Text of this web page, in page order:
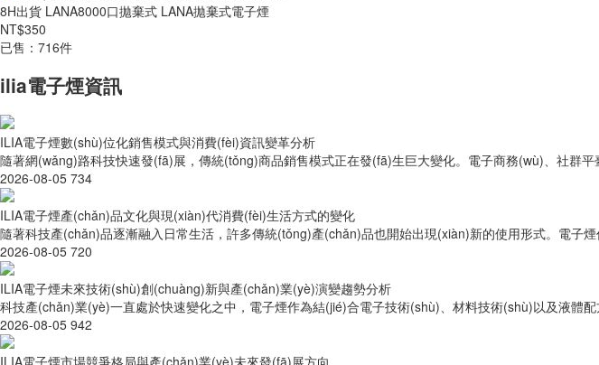
8H出貨 LANA8000口拋棄式 LANA拋棄式電子煙
NT$350
已售：716件
ilia電子煙資訊
ILIA電子煙數(shù)位化銷售模式與消費(fèi)資訊變革分析
隨著網(wǎng)路科技快速發(fā)展，傳統(tǒng)商品銷售模式正在發(fā)生巨大變化。電子商務(wù)、社群
2026-08-05 734
ILIA電子煙產(chǎn)品文化與現(xiàn)代消費(fèi)生活方式的變化
隨著科技產(chǎn)品逐漸融入日常生活，許多傳統(tǒng)產(chǎn)品也開始出現(xiàn)新的使用形式。電
2026-08-05 720
ILIA電子煙未來技術(shù)創(chuàng)新與產(chǎn)業(yè)演變趨勢分析
科技產(chǎn)業(yè)一直處於快速變化之中，電子煙作為結(jié)合電子技術(shù)、材料技術(shù)以及液體
2026-08-05 942
ILIA電子煙市場競爭格局與產(chǎn)業(yè)未來發(fā)展方向